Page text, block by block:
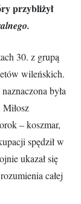
przybliżył
30. z grupą
wileńskich.
była
– koszmar,
spędził w
ukazał się
całej